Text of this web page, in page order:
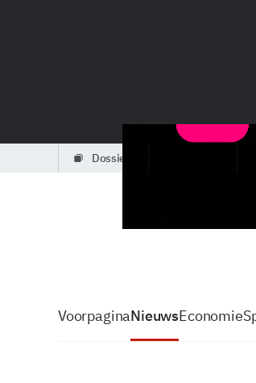
dossiers
VoorpaginaNieuwsEconomie